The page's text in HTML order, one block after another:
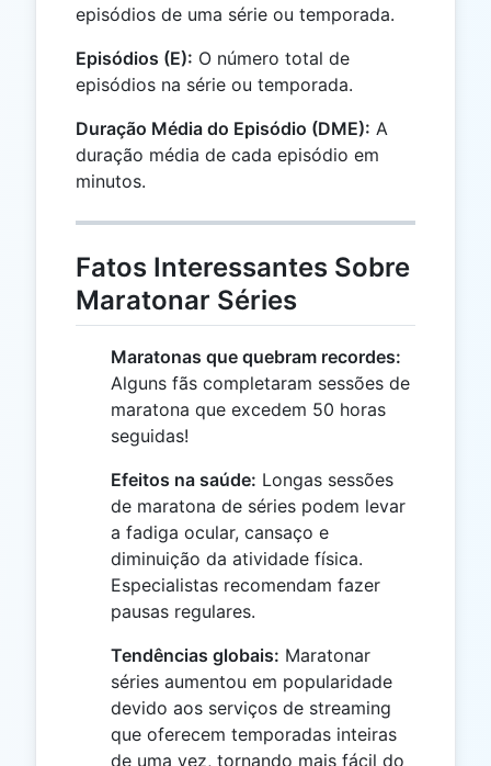
episódios de uma série ou temporada.
Episódios (E): O número total de
episódios na série ou temporada.
Duração Média do Episódio (DME): A
duração média de cada episódio em
minutos.
Fatos Interessantes Sobre
Maratonar Séries
Maratonas que quebram recordes:
Alguns fãs completaram sessões de
maratona que excedem 50 horas
seguidas!
Efeitos na saúde: Longas sessões
de maratona de séries podem levar
a fadiga ocular, cansaço e
diminuição da atividade física.
Especialistas recomendam fazer
pausas regulares.
Tendências globais: Maratonar
séries aumentou em popularidade
devido aos serviços de streaming
que oferecem temporadas inteiras
de uma vez, tornando mais fácil do